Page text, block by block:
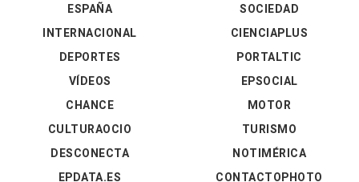
ESPAÑA
INTERNACIONAL
DEPORTES
VÍDEOS
SOCIEDAD
CIENCIAPLUS
PORTALTIC
EPSOCIAL
CHANCE
CULTURAOCIO
DESCONECTA
EPDATA.ES
MOTOR
TURISMO
NOTIMÉRICA
CONTACTOPHOTO